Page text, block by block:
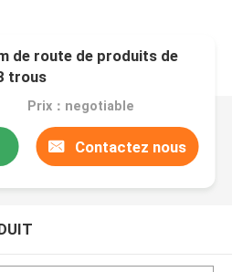
de route de produits de
trous
Prix：negotiable
Contactez nous